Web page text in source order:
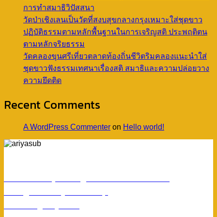
การทำสมาธิวิปัสสนา
วัดป่าเชิงเลนเป็นวัดที่สงบสุขกลางกรุงเหมาะใส่ชุดขาว
ปฏิบัติธรรมตามหลักพื้นฐานในการเจริญสติ ประพฤติตน
ตามหลักจริยธรรม
วัดคลองขุนศรีเที่ยวตลาดท้องถิ่นชีวิตริมคลองแนะนำใส่
ชุดขาวฟังธรรมเทศนาเรื่องสติ สมาธิและความปล่อยวาง
ความยึดติด
Recent Comments
A WordPress Commenter on Hello world!